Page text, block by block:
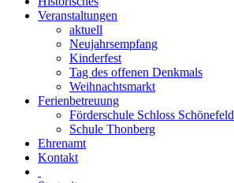
Veranstaltungen
aktuell
Neujahrsempfang
Kinderfest
Tag des offenen Denkmals
Weihnachtsmarkt
Ferienbetreuung
Förderschule Schloss Schönefeld
Schule Thonberg
Ehrenamt
Kontakt